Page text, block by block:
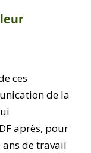
ces
de la
après, pour
ans de travail